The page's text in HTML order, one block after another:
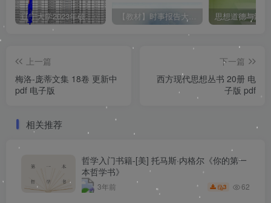
辽宁大学2023年硕士研究生拟录取名单（所有学院均包含！！！图片仅供展示） 【教材】时事报告大学生版（形式与政策）2025-2026学年度 上学期（秋季）电子版pdf
上一篇
梅洛-庞蒂文集 18卷 更新中
pdf 电子版
下一篇
西方现代思想丛书 20册 电
子版 pdf
相关推荐
哲学入门书籍-[美] 托马斯·内格尔《你的第一
本哲学书》
3年前 3 62